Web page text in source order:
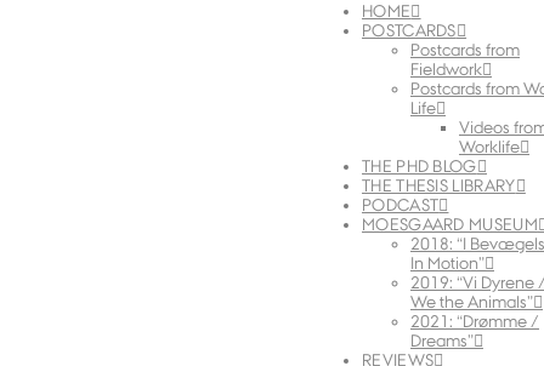
HOME
POSTCARDS
Postcards from
Fieldwork
Postcards from
Life
Videos
Worklife
THE PHD BLOG
THE THESIS LIBRARY
PODCAST
MOESGAARD MUSEUM
2018: “I
In Motion”
2019: “Vi Dyrene /
We the Animals”
2021: “Drømme /
Dreams”
REVIEWS